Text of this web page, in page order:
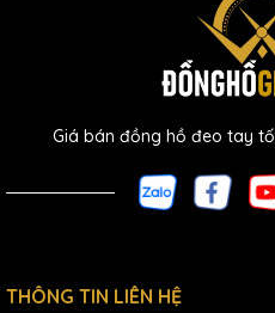
Giá bán đồng hồ đeo tay
THÔNG TIN LIÊN HỆ